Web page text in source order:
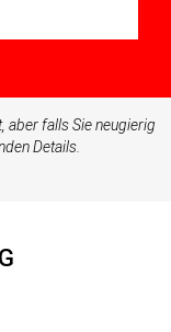
aber falls Sie neugierig
Details.